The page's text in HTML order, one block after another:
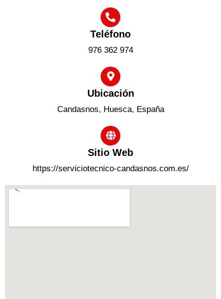
Teléfono
976 362 974
Ubicación
Candasnos, Huesca, España
Sitio Web
https://serviciotecnico-candasnos.com.es/